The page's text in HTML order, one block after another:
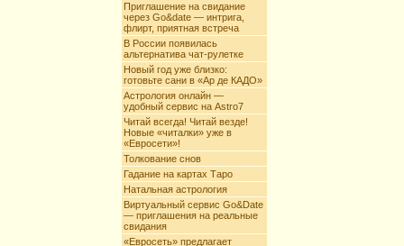
Приглашение на свидание
через Go&date — интрига,
флирт, приятная встреча
В России появилась
альтернатива чат-рулетке
Новый год уже близко:
готовьте сани в «Ар де КАДО»
Астрология онлайн —
удобный сервис на Astro7
Читай всегда! Читай везде!
Новые «читалки» уже в
«Евросети»!
Толкование снов
Гадание на картах Таро
Натальная астрология
Виртуальный сервис Go&Date
— приглашения на реальные
свидания
«Евросеть» предлагает